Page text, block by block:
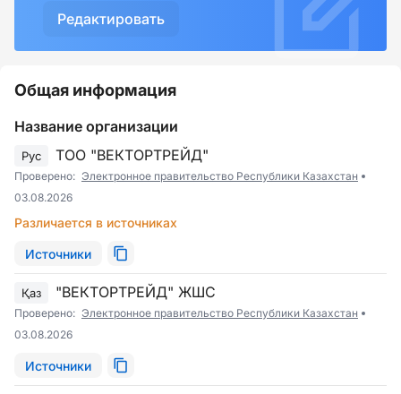
Редактировать
Общая информация
Название организации
Рус ТОО "ВЕКТОРТРЕЙД"
Проверено: Электронное правительство Республики Казахстан
03.08.2026
Различается в источниках
Источники
Қаз "ВЕКТОРТРЕЙД" ЖШС
Проверено: Электронное правительство Республики Казахстан
03.08.2026
Источники